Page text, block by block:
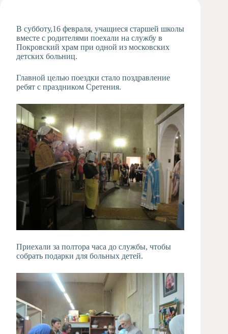
Музыкальное
отделение
Психологическая
Тьюторская
служба
В субботу,16 февраля, учащиеся старшей школы
вместе с родителями поехали на службу в
Покровский храм при одной из московских
детских больниц.
Главной целью поездки стало поздравление
ребят с праздником Сретения.
Приехали за полтора часа до службы, чтобы
собрать подарки для больных детей.